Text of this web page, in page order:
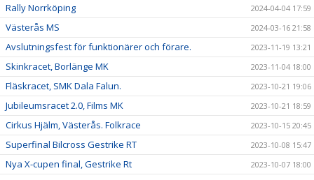
Rally Norrköping 2024-04-04 17:59
Västerås MS 2024-03-16 21:58
Avslutningsfest för funktionärer och förare. 2023-11-19 13:21
Skinkracet, Borlänge MK 2023-11-04 18:00
Fläskracet, SMK Dala Falun. 2023-10-21 19:06
Jubileumsracet 2.0, Films MK 2023-10-21 18:59
Cirkus Hjälm, Västerås. Folkrace 2023-10-15 20:45
Superfinal Bilcross Gestrike RT 2023-10-08 15:47
Nya X-cupen final, Gestrike Rt 2023-10-07 18:00